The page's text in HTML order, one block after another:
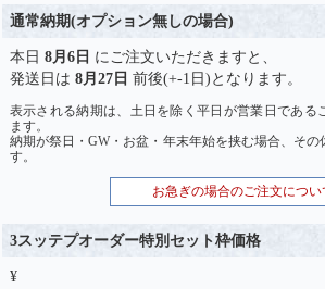
通常納期(オプション無しの場合)
本日 8月6日 にご注文いただきますと、
発送日は 8月27日 前後(+-1日)となります。
表示される納期は、土日を除く平日が営業日である
ます。
納期が祭日・GW・お盆・年末年始を挟む場合、その
す。
お急ぎの場合のご注文につい
3スッテプオーダー特別セット枠価格
¥